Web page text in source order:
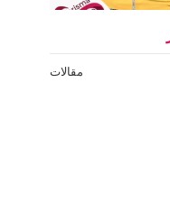
مقالات